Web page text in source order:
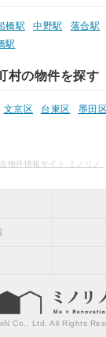
橋駅 中野駅 落合駅
駅
村の物件を探す
文京区 台東区 墨田区
物件情報サイト ミノリノ
Co., Ltd. All Rights